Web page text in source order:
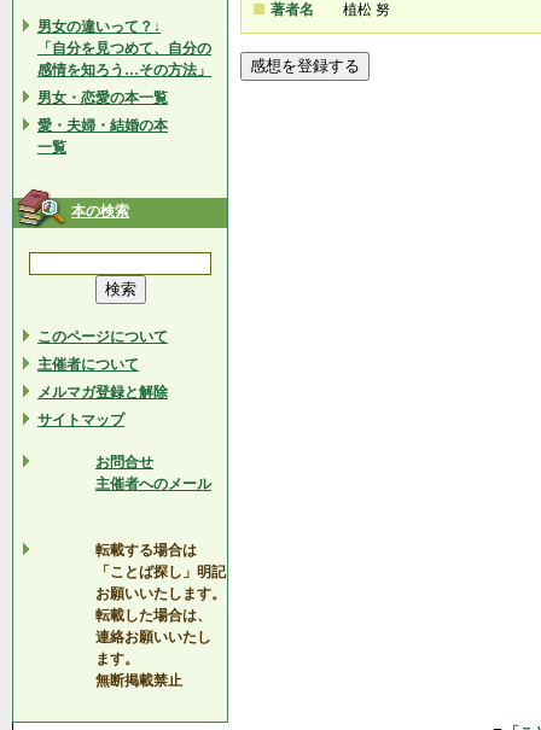
男女の違いって？↓
「自分を見つめて、自分の
感情を知ろう…その方法」
男女・恋愛の本一覧
愛・夫婦・結婚の本
一覧
本の検索
このページについて
主催者について
メルマガ登録と解除
サイトマップ
お問合せ
主催者へのメール
転載する場合は
「ことば探し」明記
お願いいたします。
転載した場合は、
連絡お願いいたし
ます。
無断掲載禁止
著者名
植松 努